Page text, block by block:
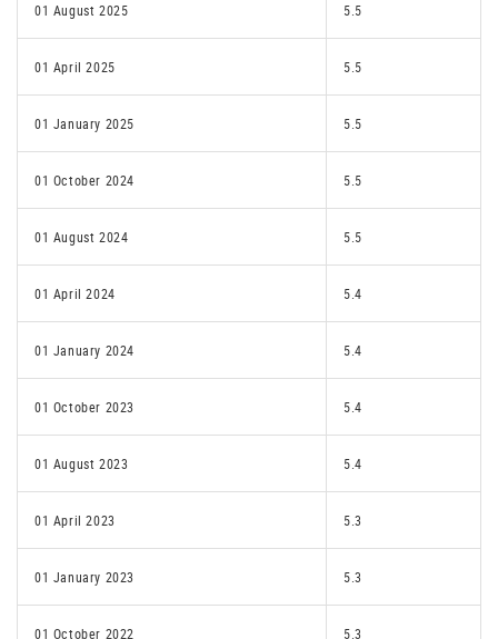
01 August 2025 5.5
01 April 2025 5.5
01 January 2025 5.5
01 October 2024 5.5
01 August 2024 5.5
01 April 2024 5.4
01 January 2024 5.4
01 October 2023 5.4
01 August 2023 5.4
01 April 2023 5.3
01 January 2023 5.3
01 October 2022 5.3